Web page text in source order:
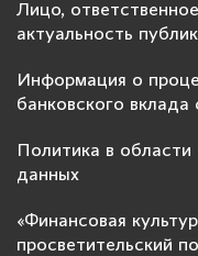
Лицо,
актуальность
Информация о
банковского
Политика в
данных
«Финансовая
просветительский